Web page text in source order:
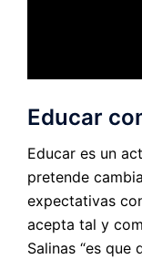
Educar
Educar es un
pretende
expectativas
acepta tal y
Salinas “es que